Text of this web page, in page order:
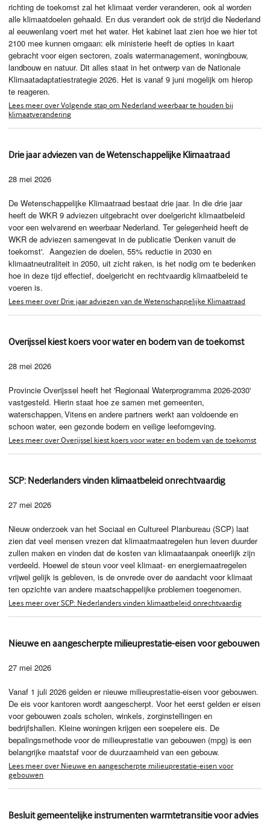
richting de toekomst zal het klimaat verder veranderen, ook al worden
alle klimaatdoelen gehaald. En dus verandert ook de strijd die Nederland
al eeuwenlang voert met het water. Het kabinet laat zien hoe we hier tot
2100 mee kunnen omgaan: elk ministerie heeft de opties in kaart
gebracht voor eigen sectoren, zoals watermanagement, woningbouw,
landbouw en natuur. Dit alles staat in het ontwerp van de Nationale
Klimaatadaptatiestrategie 2026. Het is vanaf 9 juni mogelijk om hierop
te reageren.
Lees meer over Volgende stap om Nederland weerbaar te houden bij
klimaatverandering
Drie jaar adviezen van de Wetenschappelijke Klimaatraad
28 mei 2026
De Wetenschappelijke Klimaatraad bestaat drie jaar. In die drie jaar
heeft de WKR 9 adviezen uitgebracht over doelgericht klimaatbeleid
voor een welvarend en weerbaar Nederland. Ter gelegenheid heeft de
WKR de adviezen samengevat in de publicatie 'Denken vanuit de
toekomst'. Aangezien de doelen, 55% reductie in 2030 en
klimaatneutraliteit in 2050, uit zicht raken, is het nodig om te bedenken
hoe in deze tijd effectief, doelgericht en rechtvaardig klimaatbeleid te
voeren is.
Lees meer over Drie jaar adviezen van de Wetenschappelijke Klimaatraad
Overijssel kiest koers voor water en bodem van de toekomst
28 mei 2026
Provincie Overijssel heeft het 'Regionaal Waterprogramma 2026-2030'
vastgesteld. Hierin staat hoe ze samen met gemeenten,
waterschappen, Vitens en andere partners werkt aan voldoende en
schoon water, een gezonde bodem en veilige leefomgeving.
Lees meer over Overijssel kiest koers voor water en bodem van de toekomst
SCP: Nederlanders vinden klimaatbeleid onrechtvaardig
27 mei 2026
Nieuw onderzoek van het Sociaal en Cultureel Planbureau (SCP) laat
zien dat veel mensen vrezen dat klimaatmaatregelen hun leven duurder
zullen maken en vinden dat de kosten van klimaataanpak oneerlijk zijn
verdeeld. Hoewel de steun voor veel klimaat- en energiemaatregelen
vrijwel gelijk is gebleven, is de onvrede over de aandacht voor klimaat
ten opzichte van andere maatschappelijke problemen toegenomen.
Lees meer over SCP: Nederlanders vinden klimaatbeleid onrechtvaardig
Nieuwe en aangescherpte milieuprestatie-eisen voor gebouwen
27 mei 2026
Vanaf 1 juli 2026 gelden er nieuwe milieuprestatie-eisen voor gebouwen.
De eis voor kantoren wordt aangescherpt. Voor het eerst gelden er eisen
voor gebouwen zoals scholen, winkels, zorginstellingen en
bedrijfshallen. Kleine woningen krijgen een soepelere eis. De
bepalingsmethode voor de milieuprestatie van gebouwen (mpg) is een
belangrijke maatstaf voor de duurzaamheid van een gebouw.
Lees meer over Nieuwe en aangescherpte milieuprestatie-eisen voor
gebouwen
Besluit gemeentelijke instrumenten warmtetransitie voor advies